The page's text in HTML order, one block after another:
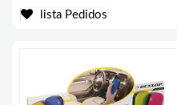
lista Pedidos